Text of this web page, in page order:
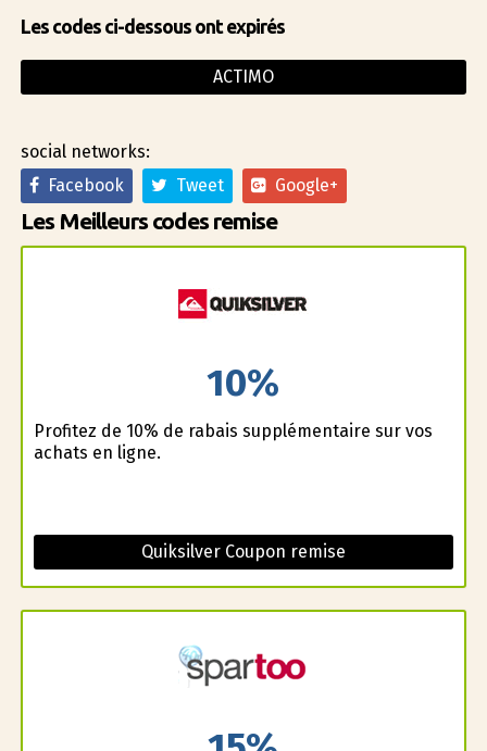
Les codes ci-dessous ont expirés
ACTIMO
social networks:
Facebook
Tweet Google+
Les Meilleurs codes remise
10%
Profitez de 10% de rabais supplémentaire sur vos
achats en ligne.
Quiksilver Coupon remise